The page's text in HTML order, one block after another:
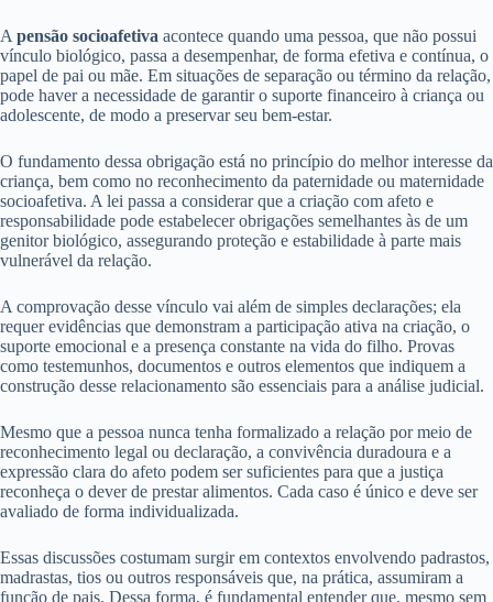
A pensão socioafetiva acontece quando uma pessoa, que não possui
vínculo biológico, passa a desempenhar, de forma efetiva e contínua, o
papel de pai ou mãe. Em situações de separação ou término da relação,
pode haver a necessidade de garantir o suporte financeiro à criança ou
adolescente, de modo a preservar seu bem-estar.
O fundamento dessa obrigação está no princípio do melhor interesse da
criança, bem como no reconhecimento da paternidade ou maternidade
socioafetiva. A lei passa a considerar que a criação com afeto e
responsabilidade pode estabelecer obrigações semelhantes às de um
genitor biológico, assegurando proteção e estabilidade à parte mais
vulnerável da relação.
A comprovação desse vínculo vai além de simples declarações; ela
requer evidências que demonstram a participação ativa na criação, o
suporte emocional e a presença constante na vida do filho. Provas
como testemunhos, documentos e outros elementos que indiquem a
construção desse relacionamento são essenciais para a análise judicial.
Mesmo que a pessoa nunca tenha formalizado a relação por meio de
reconhecimento legal ou declaração, a convivência duradoura e a
expressão clara do afeto podem ser suficientes para que a justiça
reconheça o dever de prestar alimentos. Cada caso é único e deve ser
avaliado de forma individualizada.
Essas discussões costumam surgir em contextos envolvendo padrastos,
madrastas, tios ou outros responsáveis que, na prática, assumiram a
função de pais. Dessa forma, é fundamental entender que, mesmo sem